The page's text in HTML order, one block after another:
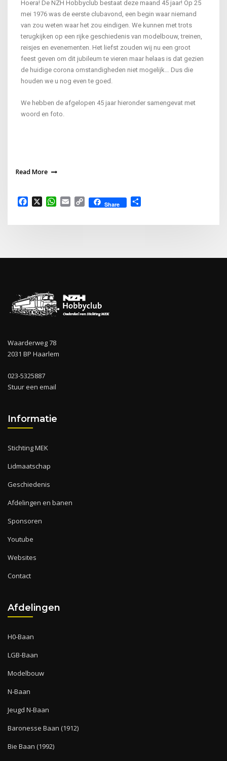
Hoera! De NZH Hobbyclub bestaat deze maand 45 jaar! Op 25
mei 1976 was de eerste clubavond, een begin waar niemand
van zou weten waar het zou eindigen. We kunnen met trots
terugkijken op een rijke geschiedenis van modelbouw, treinen,
reisjes en evenementen. Het liefst zouden wij nu een groot
feest geven om dit jubileum te vieren maar helaas is dat gezien
de huidige corona omstandigheden niet mogelijk… Dus die
houden we u nog even te goed.
We hebben de afgelopen 45 jaar hieronder samengevat met
woord en foto.
Read More
Facebook
X WhatsApp
EmailCopy
Link
Share
Waarderweg 78
2031 BP Haarlem
023-5325887
Stuur een email
Informatie
Stichting MEK
Lidmaatschap
Geschiedenis
Afdelingen en banen
Sponsoren
Youtube
Websites
Contact
Afdelingen
H0-Baan
LGB-Baan
Modelbouw
N-Baan
Jeugd N-Baan
Baronesse Baan (1912)
Bie Baan (1992)